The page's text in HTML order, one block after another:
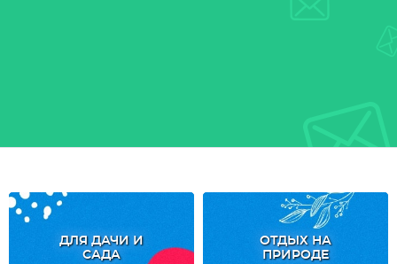
ДЛЯ ДАЧИ И
САДА
ОТДЫХ НА
ПРИРОДЕ